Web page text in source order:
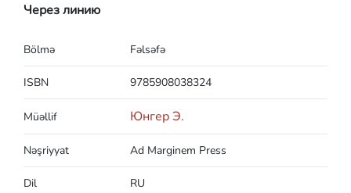
Через линию
Bölmə Fəlsəfə
ISBN 9785908038324
Müəllif Юнгер Э.
Nəşriyyat Ad Marginem Press
Dil RU